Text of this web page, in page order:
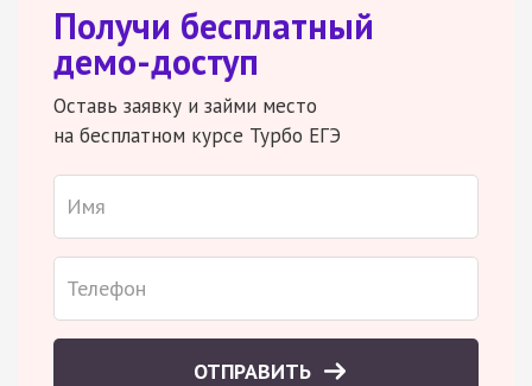
Получи бесплатный
демо-доступ
Оставь заявку и займи место
на бесплатном курсе Турбо ЕГЭ
ОТПРАВИТЬ